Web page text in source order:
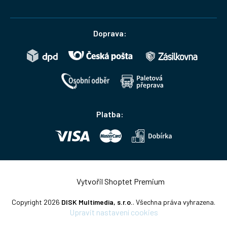
Doprava:
Platba:
Vytvořil Shoptet Premium
Copyright 2026 DISK Multimedia, s.r.o.. Všechna práva vyhrazena.
Upravit nastavení cookies